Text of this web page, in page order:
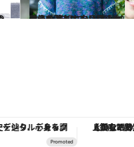
2022.12.2
お笑い芸人Aマッソの加納愛子が 描く、自意識の大暴走。 底知れない言語センスの源とは？
カルチャー
「星のや富士」でデジタルデトックス。冨士信仰の歴史を辿り、心身を調える。 【銀座で出合う最旬美容】美髪ケアや上